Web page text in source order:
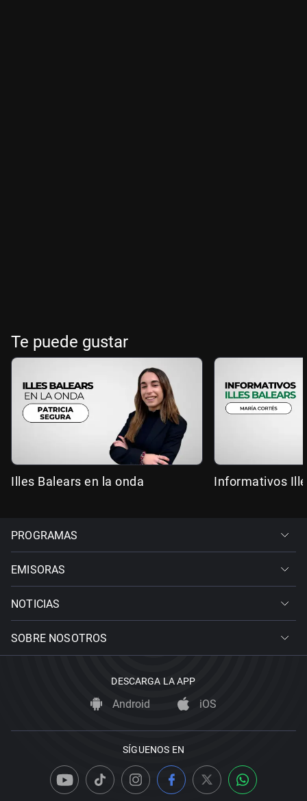
Te puede gustar
Illes Balears en la onda Informativos
PROGRAMAS
EMISORAS
NOTICIAS
SOBRE NOSOTROS
DESCARGA LA APP
Android iOS
SÍGUENOS EN